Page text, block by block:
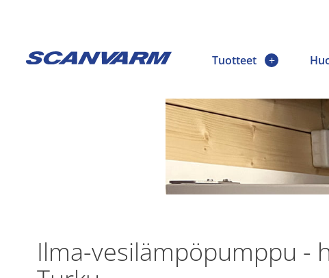
Tuotteet
Ilma-vesilämpöpumppu -